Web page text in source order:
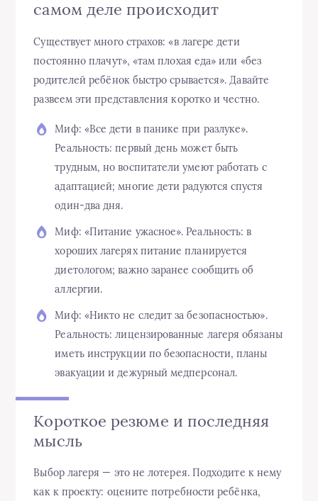
самом деле происходит
Существует много страхов: «в лагере дети
постоянно плачут», «там плохая еда» или «без
родителей ребёнок быстро срывается». Давайте
развеем эти представления коротко и честно.
Миф: «Все дети в панике при разлуке».
Реальность: первый день может быть
трудным, но воспитатели умеют работать с
адаптацией; многие дети радуются спустя
один-два дня.
Миф: «Питание ужасное». Реальность: в
хороших лагерях питание планируется
диетологом; важно заранее сообщить об
аллергии.
Миф: «Никто не следит за безопасностью».
Реальность: лицензированные лагеря обязаны
иметь инструкции по безопасности, планы
эвакуации и дежурный медперсонал.
Короткое резюме и последняя
мысль
Выбор лагеря — это не лотерея. Подходите к нему
как к проекту: оцените потребности ребёнка,